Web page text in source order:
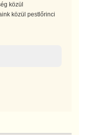
közül
közül pestlőrinci